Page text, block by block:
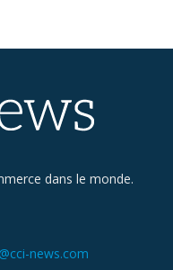
dans le monde.
news.com